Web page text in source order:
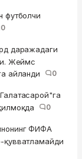
футболчи
0
даражадаги
Жеймс
айланди
0
0
ФИФА
қувватламайди